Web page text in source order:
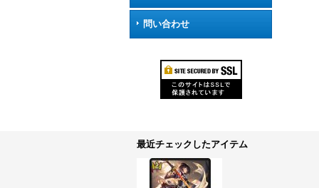
問い合わせ
最近チェックしたアイテム